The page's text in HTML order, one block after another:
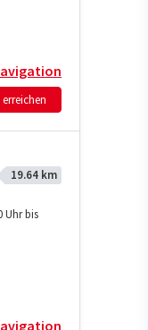
19.64 km
Uhr bis